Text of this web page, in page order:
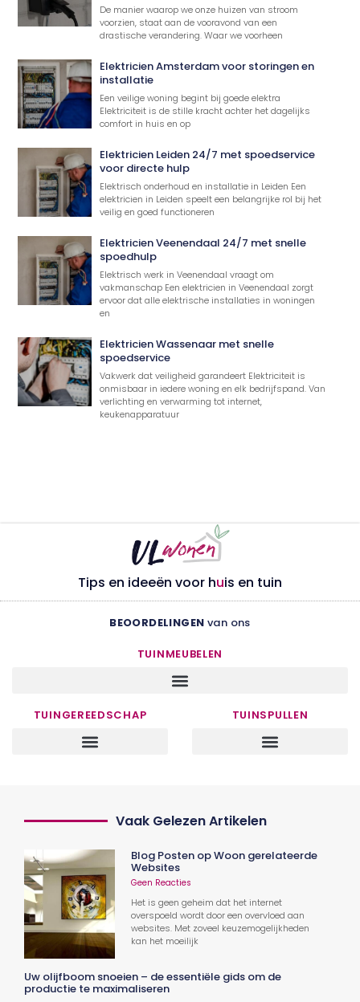
De manier waarop we onze huizen van stroom
voorzien, staat aan de vooravond van een
drastische verandering. Waar we voorheen
Elektricien Amsterdam voor storingen en
installatie
Een veilige woning begint bij goede elektra
Elektriciteit is de stille kracht achter het dagelijks
comfort in huis en op
Elektricien Leiden 24/7 met spoedservice
voor directe hulp
Elektrisch onderhoud en installatie in Leiden Een
elektricien in Leiden speelt een belangrijke rol bij het
veilig en goed functioneren
Elektricien Veenendaal 24/7 met snelle
spoedhulp
Elektrisch werk in Veenendaal vraagt om
vakmanschap Een elektricien in Veenendaal zorgt
ervoor dat alle elektrische installaties in woningen
en
Elektricien Wassenaar met snelle
spoedservice
Vakwerk dat veiligheid garandeert Elektriciteit is
onmisbaar in iedere woning en elk bedrijfspand. Van
verlichting en verwarming tot internet,
keukenapparatuur
Tips en ideeën voor huis en tuin
BEOORDELINGEN van ons
TUINMEUBELEN
TUINGEREEDSCHAP TUINSPULLEN
Vaak Gelezen Artikelen
Blog Posten op Woon gerelateerde
Websites
Geen Reacties
Het is geen geheim dat het internet
overspoeld wordt door een overvloed aan
websites. Met zoveel keuzemogelijkheden
kan het moeilijk
Uw olijfboom snoeien – de essentiële gids om de
productie te maximaliseren